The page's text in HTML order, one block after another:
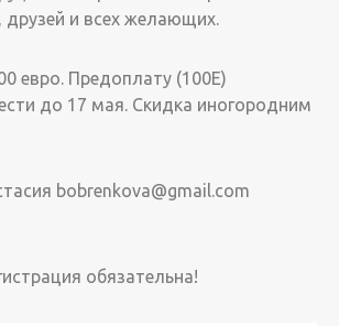
друзей и всех желающих.
евро. Предоплату (100Е)
до 17 мая. Скидка иногородним
bobrenkova@gmail.com
обязательна!